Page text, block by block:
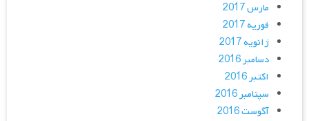
مارس 2017
فوریه 2017
ژانویه 2017
دسامبر 2016
اکتبر 2016
سپتامبر 2016
آگوست 2016